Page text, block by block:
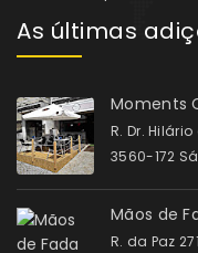
As últimas
Moments
R. Dr.
3560-172
Mãos de
R. da Paz 271